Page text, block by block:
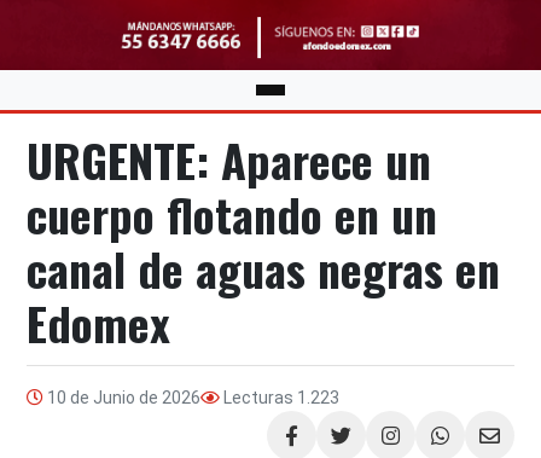
URGENTE: Aparece un
cuerpo flotando en un
canal de aguas negras en
Edomex
10 de Junio de 2026 Lecturas 1.223
Compartir